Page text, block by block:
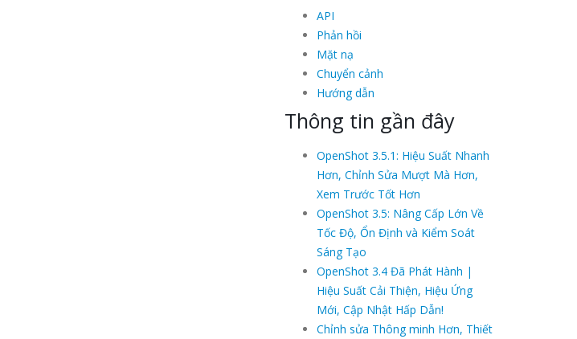
API
Phản hồi
Mặt nạ
Chuyển cảnh
Hướng dẫn
Thông tin gần đây
OpenShot 3.5.1: Hiệu Suất Nhanh
Hơn, Chỉnh Sửa Mượt Mà Hơn,
Xem Trước Tốt Hơn
OpenShot 3.5: Nâng Cấp Lớn Về
Tốc Độ, Ổn Định và Kiểm Soát
Sáng Tạo
OpenShot 3.4 Đã Phát Hành |
Hiệu Suất Cải Thiện, Hiệu Ứng
Mới, Cập Nhật Hấp Dẫn!
Chỉnh sửa Thông minh Hơn, Thiết